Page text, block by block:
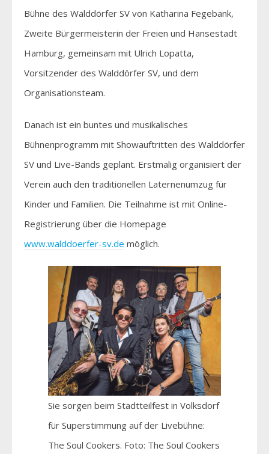
Bühne des Walddörfer SV von Katharina Fegebank,
Zweite Bürgermeisterin der Freien und Hansestadt
Hamburg, gemeinsam mit Ulrich Lopatta,
Vorsitzender des Walddörfer SV, und dem
Organisationsteam.
Danach ist ein buntes und musikalisches
Bühnenprogramm mit Showauftritten des Walddörfer
SV und Live-Bands geplant. Erstmalig organisiert der
Verein auch den traditionellen Laternenumzug für
Kinder und Familien. Die Teilnahme ist mit Online-
Registrierung über die Homepage
www.walddoerfer-sv.de möglich.
Sie sorgen beim Stadtteilfest in Volksdorf
für Superstimmung auf der Livebühne:
The Soul Cookers. Foto: The Soul Cookers